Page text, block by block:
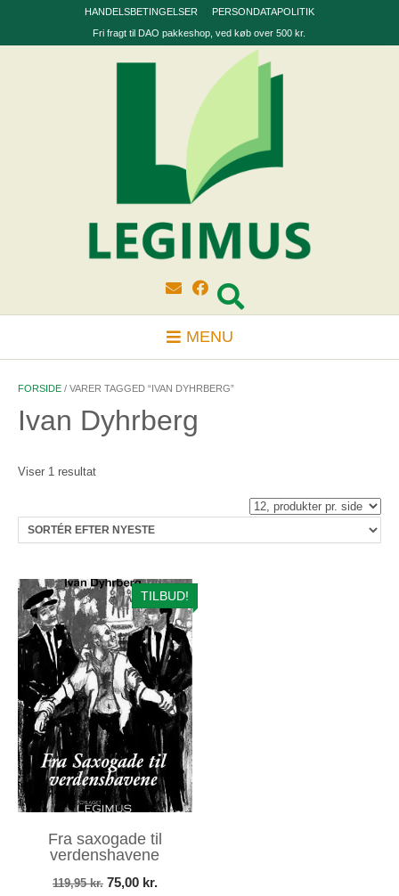
HANDELSBETINGELSER
PERSONDATAPOLITIK
Fri fragt til DAO pakkeshop, ved køb over 500 kr.
MENU
FORSIDE / VARER TAGGED “IVAN DYHRBERG”
Ivan Dyhrberg
Viser 1 resultat
TILBUD!
Fra saxogade til
verdenshavene
119,95kr. Den
75,00 kr.